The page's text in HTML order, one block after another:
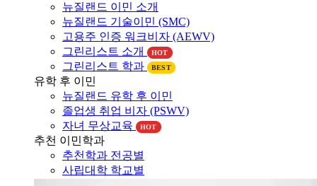
뉴질랜드 기술이민 (SMC)
고용주 인증 워크비자 (AEWV)
그린리스트 소개
HOT
그린리스트 학과 BEST
유학 후 이민
뉴질랜드 유학 후 이민
졸업생 취업 비자 (PSWV)
자녀 무상교육
HOT
추천 이민학과
추천학과 전공별
사립대학 학교별